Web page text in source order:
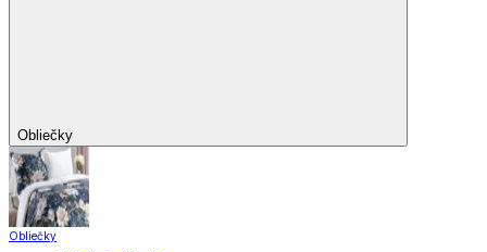
Obliečky
Obliečky